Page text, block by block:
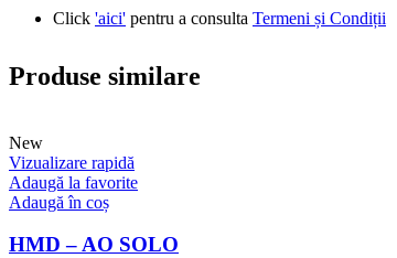
Click 'aici' pentru a consulta Termeni și Condiții
Produse similare
New
Vizualizare rapidă
Adaugă la favorite
Adaugă în coș
HMD – AO SOLO